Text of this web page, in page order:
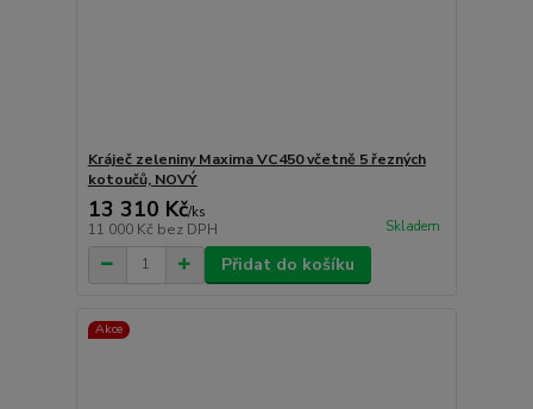
Kráječ zeleniny Maxima VC450 včetně 5 řezných
kotoučů, NOVÝ
13 310 Kč/ks
11 000 Kč bez DPH Skladem
Přidat do košíku
Akce